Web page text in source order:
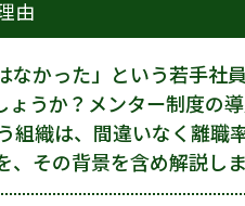
由
なかった」という若手社
うか？メンター制度の
組織は、間違いなく離職
その背景を含め解説しま